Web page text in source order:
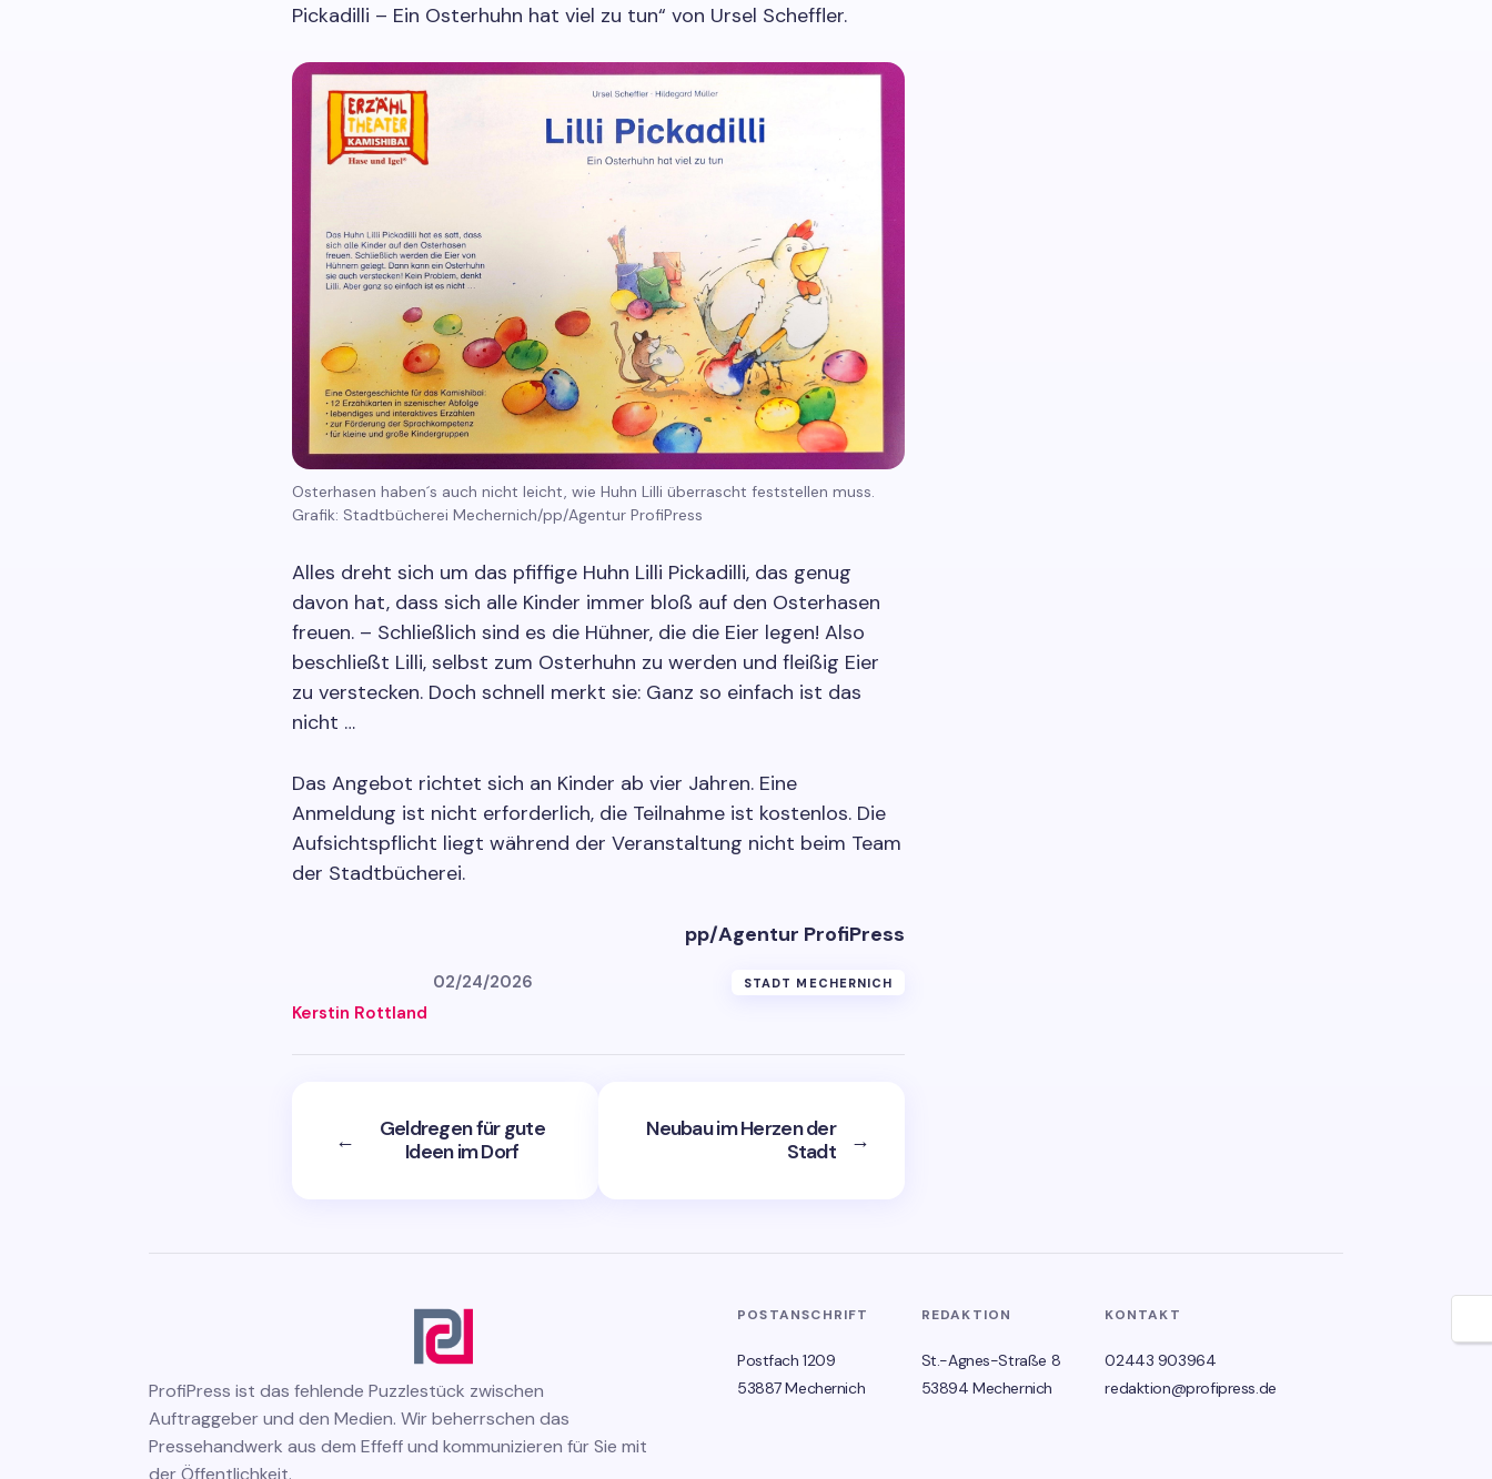
Pickadilli – Ein Osterhuhn hat viel zu tun“ von Ursel Scheffler.
Osterhasen haben´s auch nicht leicht, wie Huhn Lilli überrascht feststellen muss.
Grafik: Stadtbücherei Mechernich/pp/Agentur ProfiPress
Alles dreht sich um das pfiffige Huhn Lilli Pickadilli, das genug
davon hat, dass sich alle Kinder immer bloß auf den Osterhasen
freuen. – Schließlich sind es die Hühner, die die Eier legen! Also
beschließt Lilli, selbst zum Osterhuhn zu werden und fleißig Eier
zu verstecken. Doch schnell merkt sie: Ganz so einfach ist das
nicht …
Das Angebot richtet sich an Kinder ab vier Jahren. Eine
Anmeldung ist nicht erforderlich, die Teilnahme ist kostenlos. Die
Aufsichtspflicht liegt während der Veranstaltung nicht beim Team
der Stadtbücherei.
pp/Agentur ProfiPress
Kerstin Rottland
02/24/2026 STADT MECHERNICH
←
Geldregen für gute
Ideen im Dorf
Neubau im Herzen der
Stadt
→
ProfiPress ist das fehlende Puzzlestück zwischen
Auftraggeber und den Medien. Wir beherrschen das
Pressehandwerk aus dem Effeff und kommunizieren für Sie mit
POSTANSCHRIFT
Postfach 1209
53887 Mechernich
REDAKTION
St.-Agnes-Straße 8
53894 Mechernich
KONTAKT
02443 903964
redaktion@profipress.de